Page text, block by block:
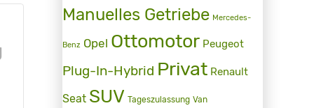
Manuelles Getriebe Mercedes-
Benz Opel Ottomotor Peugeot
Plug-In-Hybrid Privat Renault
Seat SUV Tageszulassung Van